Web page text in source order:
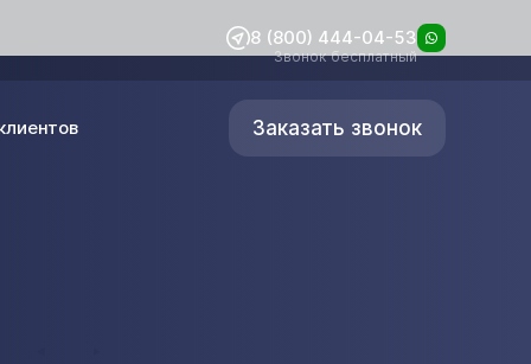
8 (800) 444-04-53
Звонок бесплатный
Заказать звонок